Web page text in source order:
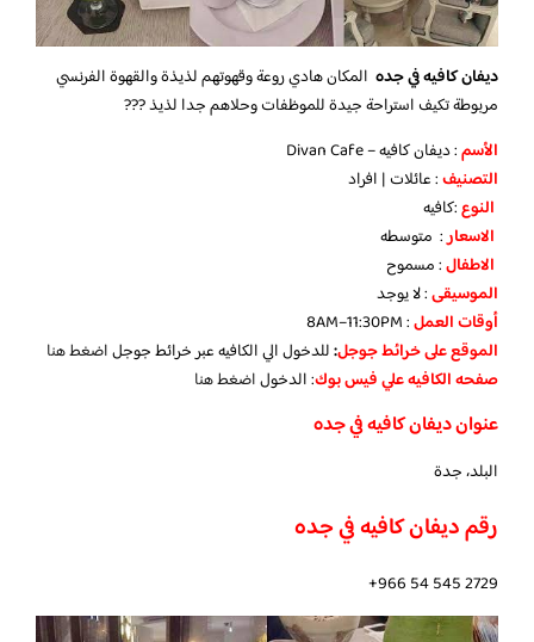
ديفان كافيه في جده المكان هادي روعة وقهوتهم لذيذة والقهوة الفرنسي
مربوطة تكيف استراحة جيدة للموظفات وحلاهم جدا لذيذ ???
الأسم: ديفان كافيه – Divan Cafe
التصنيف: عائلات | افراد
النوع:كافيه
الاسعار: متوسطه
الاطفال: مسموح
الموسيقى: لا يوجد
أوقات العمل: 8AM–11:30PM
الموقع على خرائط جوجل:للدخول الي الكافيه عبر خرائط جوجلاضغط هنا
صفحه الكافيه علي فيس بوك: الدخولاضغط هنا
عنوان ديفان كافيه في جده
البلد، جدة
رقم ديفان كافيه في جده